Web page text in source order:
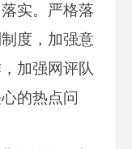
实。严格落
度，加强意
加强网评队
的热点问